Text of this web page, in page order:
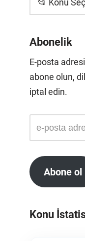
📂 Konu
Abonelik
E-posta
abone olun,
iptal edin.
Abone ol
Konu